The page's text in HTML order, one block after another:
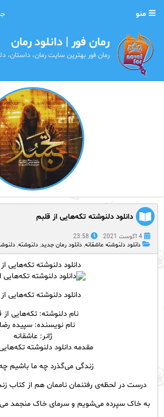
منو
رمان فور | دانلود رمان
رمان فور بهترین سایت رمان، داستان،
دانلود دلنوشته تکه‌هایی از قلبم
4 آگوست 2021
23:58
دانلود دلنوشته عاشقانه, دانلود رمان جدید, دلنوشته,
دانلود دلنوشته تکه‌هایی
دانلود دلنوشته تکه‌هایی
نام دلنوشته: تکه‌هایی از
نام نویسنده: سپیده
ژانر: عاشقانه
مقدمه دانلود دلنوشته
زندگی می‌گذرد چه ما باشیم
درست در لحظه‌ی رفتنمان ناممان هم از کتاب
به خاک سپرده می‌شویم و سرمای خاک منجمد